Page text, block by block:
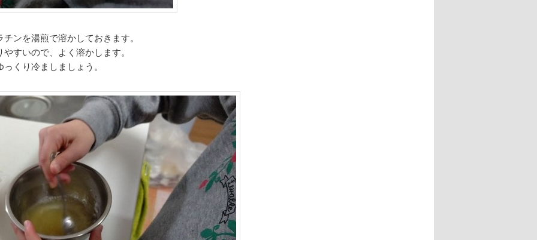
ンを湯煎で溶かしておきます。
すいので、よく溶かします。
くり冷ましましょう。